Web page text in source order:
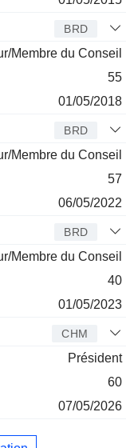
BRD
Membre du Conseil
55
01/05/2018
BRD
Membre du Conseil
57
06/05/2022
BRD
Membre du Conseil
40
01/05/2023
CHM
Président
60
07/05/2026